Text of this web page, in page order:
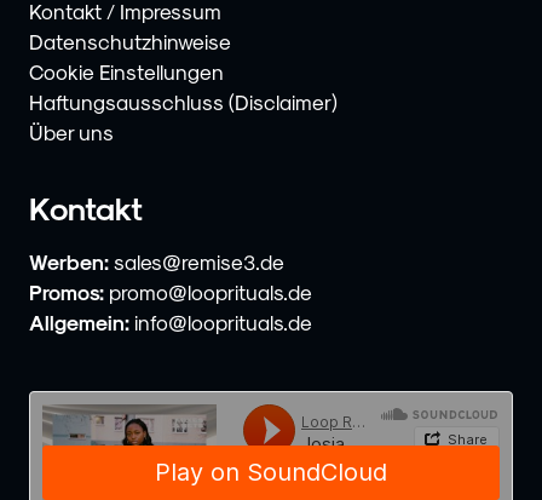
Kontakt / Impressum
Datenschutzhinweise
Cookie Einstellungen
Haftungsausschluss (Disclaimer)
Über uns
Kontakt
Werben: sales@remise3.de
Promos: promo@looprituals.de
Allgemein: info@looprituals.de